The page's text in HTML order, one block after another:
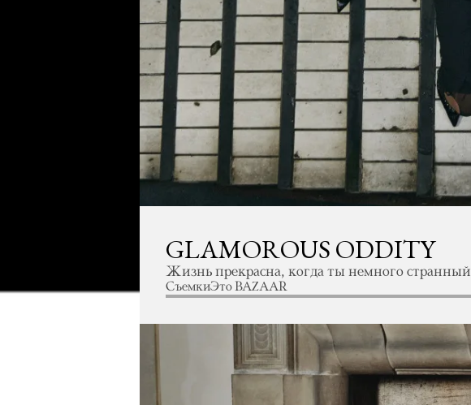
GLAMOROUS ODDITY
Жизнь прекрасна, когда ты немного странный
Это BAZAAR
Съемки